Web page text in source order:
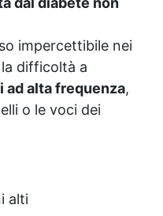
impercettibile nei
difficoltà a
ad alta frequenza,
o le voci dei
alti